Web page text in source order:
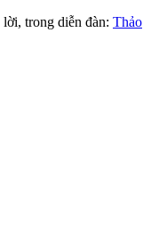
lời, trong diễn đàn: Thảo